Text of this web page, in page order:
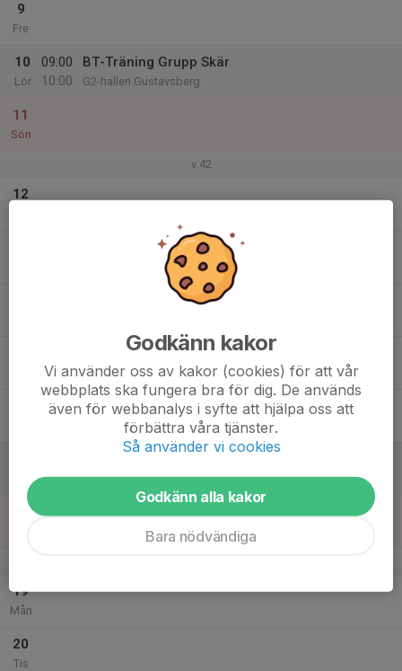
9
Fre
10
Lör
09:00
10:00
BT-Träning Grupp Skär
G2-hallen Gustavsberg
11
Sön
v.42
12
10:00
G2-hallen Gustavsberg
19
Mån
20
Tis
Godkänn kakor
Vi använder oss av kakor (cookies) för att vår
webbplats ska fungera bra för dig. De används
även för webbanalys i syfte att hjälpa oss att
förbättra våra tjänster.
Så använder vi cookies
Godkänn alla kakor
Bara nödvändiga